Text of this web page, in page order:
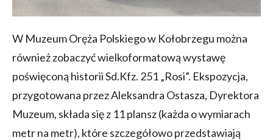
W Muzeum Oręża Polskiego w Kołobrzegu można
również zobaczyć wielkoformatową wystawę
poświęconą historii Sd.Kfz. 251 „Rosi”. Ekspozycja,
przygotowana przez Aleksandra Ostasza, Dyrektora
Muzeum, składa się z 11 plansz (każda o wymiarach
metr na metr), które szczegółowo przedstawiają